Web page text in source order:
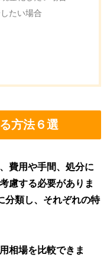
たい場合
方法６選
費用や手間、処分に
慮する必要がありま
分類し、それぞれの特
相場を比較できま